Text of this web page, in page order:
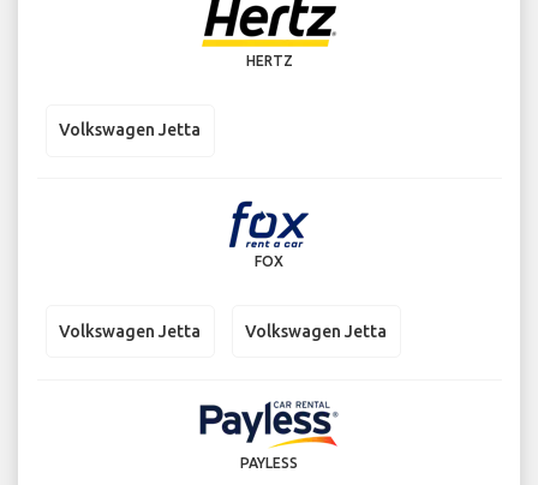
HERTZ
Volkswagen Jetta
FOX
Volkswagen Jetta Volkswagen Jetta
PAYLESS